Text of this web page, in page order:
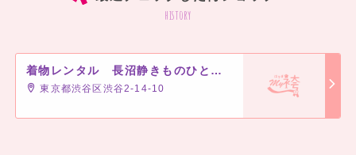
history
着物レンタル 長沼静きものひととき渋谷店
東京都渋谷区渋谷2-14-10